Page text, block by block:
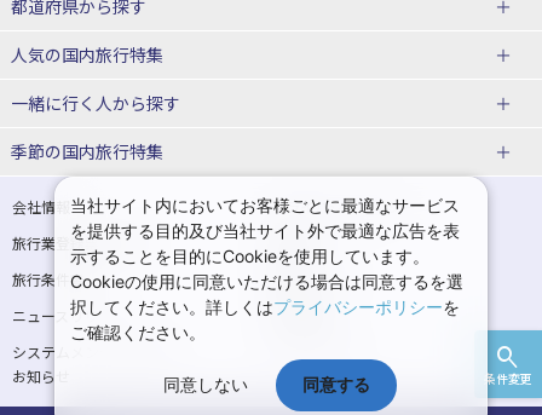
条件変更
仙台→東京 新幹線パック
富山⇔東京 新幹線パック
東京→仙台 新幹線パック
東京→金沢 新幹線パック
東京⇔軽井沢 新幹線パック 東京→長野 新幹線パック
東京→名古屋 新幹線パック 東京→京都 新幹線パック
東京→大阪（新大阪） 新幹線パッ
ク
東京→神戸（新神戸） 新幹線パッ
ク
東京→岡山 新幹線パック 東京→広島 新幹線パック
北海道新幹線 旅行
山形新幹線 旅行
東海道新幹線 旅行
上越新幹線 旅行
九州新幹線 旅行 西九州新幹線 旅行
特急サンダーバード 旅行
都道府県から探す
北海道旅行・ツアー
東北
青森旅行・ツアー 岩手旅行・ツアー
宮城旅行・ツアー 秋田旅行・ツアー
山形旅行・ツアー 福島旅行・ツアー
関東
神奈川旅行・ツアー
人気の国内旅行特集
東京ディズニーリゾート®への旅
ユニバーサル・スタジオ・ジャパ
温泉旅行 日帰り旅行
一緒に行く人から探す
一人旅 国内版
カップル・夫婦旅行 国内版 女子旅 国内版
卒業旅行・学生旅行 国内版
季節の国内旅行特集
桜・お花見特集
ゴールデンウィーク（GW）の国内
旅行
夏休み・お盆の国内旅行 7月の国内旅行
8月の国内旅行 9月の国内旅行
10月の国内旅行 11月の国内旅行
会社情報
プライバシーポリシー
旅行業登録票・約款
規約集
旅行条件書
商標について
ニュースリリース
採用情報
システムメンテナンスの
お知らせ
当社サイト内においてお客様ごとに最適なサービス
を提供する目的及び当社サイト外で最適な広告を表
示することを目的にCookieを使用しています。
Cookieの使用に同意いただける場合は同意するを選
択してください。詳しくはプライバシーポリシーを
ご確認ください。
同意しない 同意する